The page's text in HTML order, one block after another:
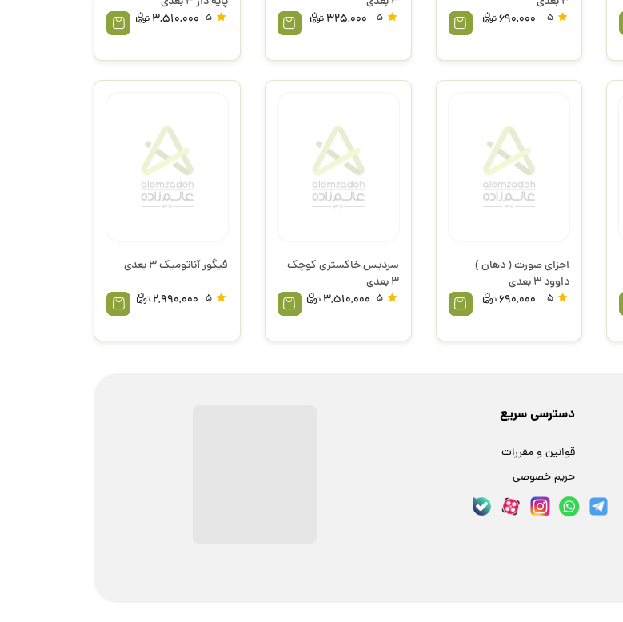
690,000
5
325,000
5
3,510,000
اجزای صورت ( دهان )
داوود 3 بعدی
690,000
سردیس خاکستری کوچک
3 بعدی
5
3,510,000
فیگور آناتومیک 3 بعدی
5
2,990,000
دسترسی سریع
قوانین و مقررات
حریم خصوصی